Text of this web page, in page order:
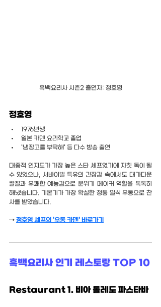
흑백요리사 시즌2 출연자: 정호영
정호영
1976년생
일본 카덴 요리학교 졸업
'냉장고를 부탁해' 등 다수 방송 출연
대중적 인지도가 가장 높은 스타 셰프였기에 자칫 독이 될
수 있었으나, 서바이벌 특유의 긴장감 속에서도 대가다운
칼질과 유쾌한 예능감으로 분위기 메이커 역할을 톡톡히
해냈습니다. 기본기가 가장 확실한 정통 일식 우동으로 찬
사를 받았습니다.
→ 정호영 셰프의 '우동 카덴' 바로가기
흑백요리사 인기 레스토랑 TOP 10
Restaurant 1. 비아 톨레도 파스타바